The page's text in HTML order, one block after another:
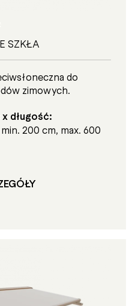
SZKŁA
do
zimowych.
długość:
200 cm, max. 600